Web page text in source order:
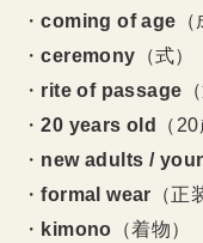
・coming of age
・ceremony （式）
・ rite of passage
・20 years old （20
・ new adults /
・formal wear （正
・ kimono （着物）